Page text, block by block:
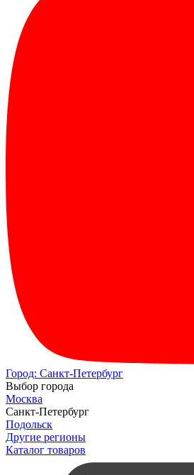
Город: Санкт-Петербург
Выбор города
Москва
Санкт-Петербург
Подольск
Другие регионы
Каталог товаров